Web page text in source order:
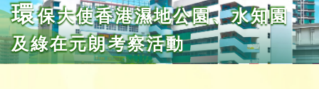
環保大使香港濕地公園、水知園
及綠在元朗考察活動